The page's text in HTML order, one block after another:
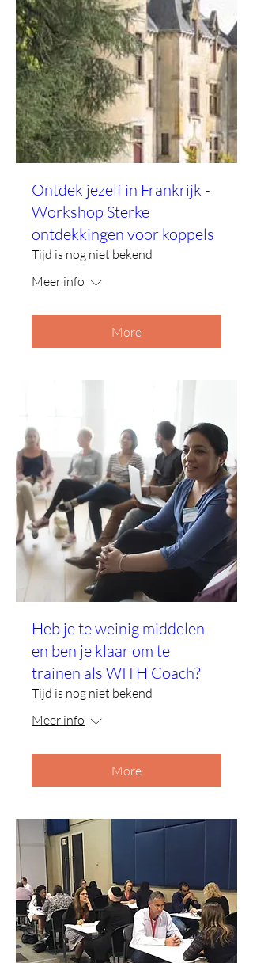
Ontdek jezelf in Frankrijk -
Workshop Sterke
ontdekkingen voor koppels
Tijd is nog niet bekend
Meer info
More
Heb je te weinig middelen
en ben je klaar om te
trainen als WITH Coach?
Tijd is nog niet bekend
Meer info
More